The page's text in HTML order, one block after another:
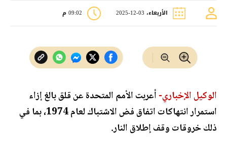
الأربعاء، 03-12-2025 09:02 م
الوكيل الإخباري-أعربت الأمم المتحدة عن قلق بالغ إزاء
استمرار انتهاكات اتفاق فض الاشتباك لعام 1974، بما في
ذلك خروقات وقف إطلاق النار.